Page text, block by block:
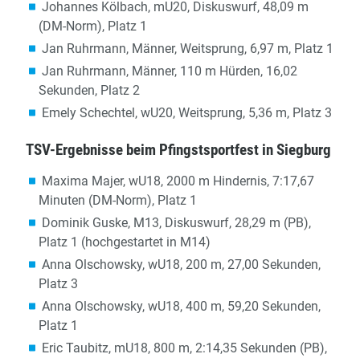
Johannes Kölbach, mU20, Diskuswurf, 48,09 m
(DM-Norm), Platz 1
Jan Ruhrmann, Männer, Weitsprung, 6,97 m, Platz 1
Jan Ruhrmann, Männer, 110 m Hürden, 16,02
Sekunden, Platz 2
Emely Schechtel, wU20, Weitsprung, 5,36 m, Platz 3
TSV-Ergebnisse beim Pfingstsportfest in Siegburg
Maxima Majer, wU18, 2000 m Hindernis, 7:17,67
Minuten (DM-Norm), Platz 1
Dominik Guske, M13, Diskuswurf, 28,29 m (PB),
Platz 1 (hochgestartet in M14)
Anna Olschowsky, wU18, 200 m, 27,00 Sekunden,
Platz 3
Anna Olschowsky, wU18, 400 m, 59,20 Sekunden,
Platz 1
Eric Taubitz, mU18, 800 m, 2:14,35 Sekunden (PB),